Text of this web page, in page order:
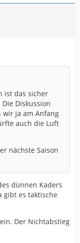
ist das sicher
Diskussion
wir ja am Anfang
auch die Luft
nächste Saison
dünnen Kaders
gibt es taktische
Der Nichtabstieg